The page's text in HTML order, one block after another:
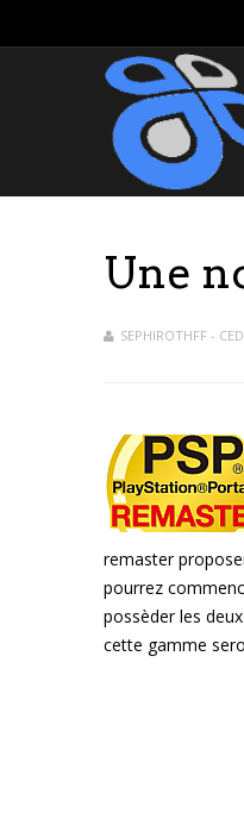
Une
SEPHIROTHFF -
remaster
pourrez
possèder les
cette gamme